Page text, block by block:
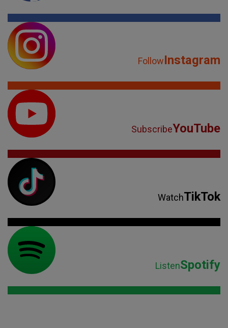
FollowInstagram
SubscribeYouTube
WatchTikTok
ListenSpotify